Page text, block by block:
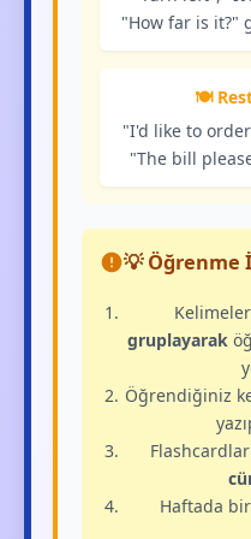
"How far is it?"
🍽️
"I'd like to
"The bill
💡 Öğrenme
gruplayarak
Öğrendiğiniz
Haftada bir